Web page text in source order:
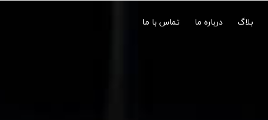
بلاگ درباره ما تماس با ما